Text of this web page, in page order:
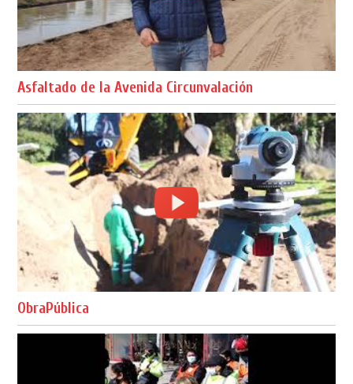
Asfaltado de la Avenida Circunvalación
ObraPública